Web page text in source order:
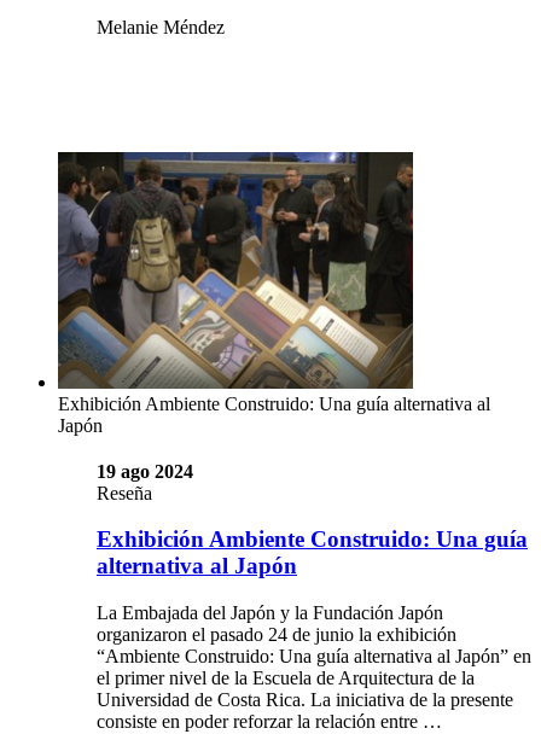
Melanie Méndez
Exhibición Ambiente Construido: Una guía alternativa al
Japón
19 ago 2024
Reseña
Exhibición Ambiente Construido: Una guía
alternativa al Japón
La Embajada del Japón y la Fundación Japón
organizaron el pasado 24 de junio la exhibición
“Ambiente Construido: Una guía alternativa al Japón” en
el primer nivel de la Escuela de Arquitectura de la
Universidad de Costa Rica. La iniciativa de la presente
consiste en poder reforzar la relación entre …